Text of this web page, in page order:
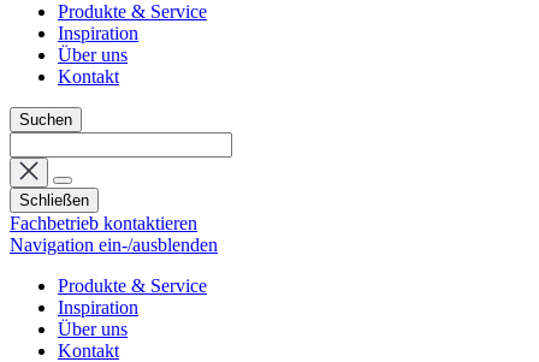
Produkte & Service
Inspiration
Über uns
Kontakt
Suchen
Schließen
Fachbetrieb kontaktieren
Navigation ein-/ausblenden
Produkte & Service
Inspiration
Über uns
Kontakt